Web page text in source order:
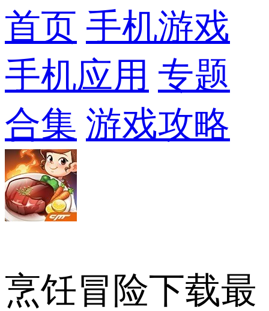
首页 手机游戏
手机应用 专题
合集 游戏攻略
烹饪冒险下载最